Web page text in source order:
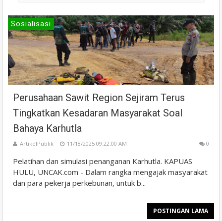
Sosialisasi
Perusahaan Sawit Region Sejiram Terus
Tingkatkan Kesadaran Masyarakat Soal
Bahaya Karhutla
ArtikelPublik 11/18/2025 09:22:00 AM 0
Pelatihan dan simulasi penanganan Karhutla. KAPUAS
HULU, UNCAK.com - Dalam rangka mengajak masyarakat
dan para pekerja perkebunan, untuk b...
POSTINGAN LAMA